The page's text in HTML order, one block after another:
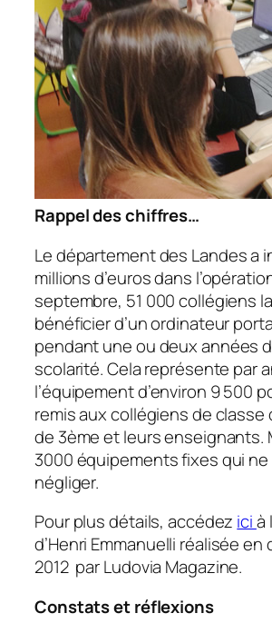
Rappel des chiffres…
Le département des Landes a
millions d’euros dans
septembre, 51 000 collégiens
bénéficier d’un ordinateur
pendant une ou deux années
scolarité. Cela représente par
l’équipement d’environ 9 500
remis aux collégiens de classe
de 3ème et leurs enseignants.
3000 équipements fixes qui
négliger.
Pour plus détails, accédez icià
d’Henri Emmanuelli réalisée en
2012 par Ludovia Magazine.
Constats et réflexions